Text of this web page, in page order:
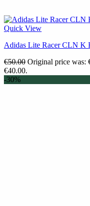
Quick View
Adidas Lite Racer CLN K
€50.00 Original price was:
€40.00.
-30%